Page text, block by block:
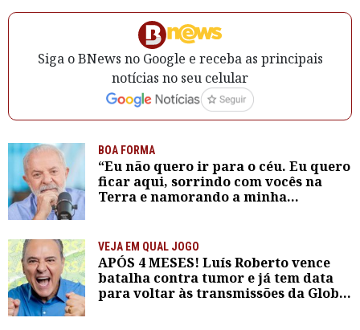
Siga o BNews no Google e receba as principais
notícias no seu celular
BOA FORMA
“Eu não quero ir para o céu. Eu quero
ficar aqui, sorrindo com vocês na
Terra e namorando a minha
VEJA EM QUAL JOGO
APÓS 4 MESES! Luís Roberto vence
batalha contra tumor e já tem data
para voltar às transmissões da Globo;